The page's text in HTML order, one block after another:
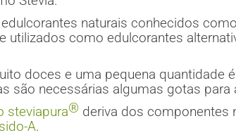
naturais conhecidos
utilizados como edulcorantes
doces e uma pequena quantidade
são necessárias algumas gotas para
steviapura® deriva dos componentes
A.